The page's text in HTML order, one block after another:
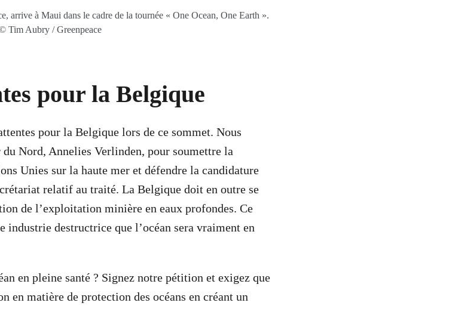
arrive à Maui dans le cadre de la tournée « One Ocean, One Earth ».
Tim Aubry / Greenpeace
pour la Belgique
pour la Belgique lors de ce sommet. Nous
Nord, Annelies Verlinden, pour soumettre la
Unies sur la haute mer et défendre la candidature
relatif au traité. La Belgique doit en outre se
de l’exploitation minière en eaux profondes. Ce
industrie destructrice que l’océan sera vraiment en
en pleine santé ? Signez notre pétition et exigez que
en matière de protection des océans en créant un